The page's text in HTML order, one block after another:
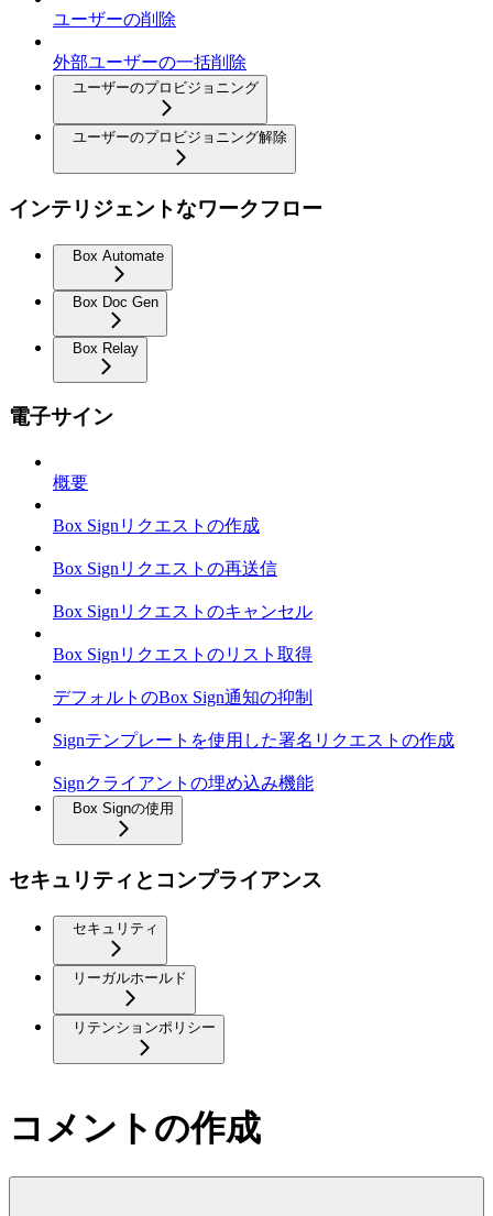
ユーザーの削除
外部ユーザーの一括削除
ユーザーのプロビジョニング
ユーザーのプロビジョニング解除
インテリジェントなワークフロー
Box Automate
Box Doc Gen
Box Relay
電子サイン
概要
Box Signリクエストの作成
Box Signリクエストの再送信
Box Signリクエストのキャンセル
Box Signリクエストのリスト取得
デフォルトのBox Sign通知の抑制
Signテンプレートを使用した署名リクエストの作成
Signクライアントの埋め込み機能
Box Signの使用
セキュリティとコンプライアンス
セキュリティ
リーガルホールド
リテンションポリシー
コメントの作成